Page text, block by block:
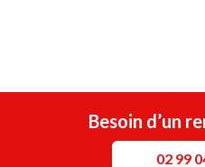
Besoin d’un
02 99